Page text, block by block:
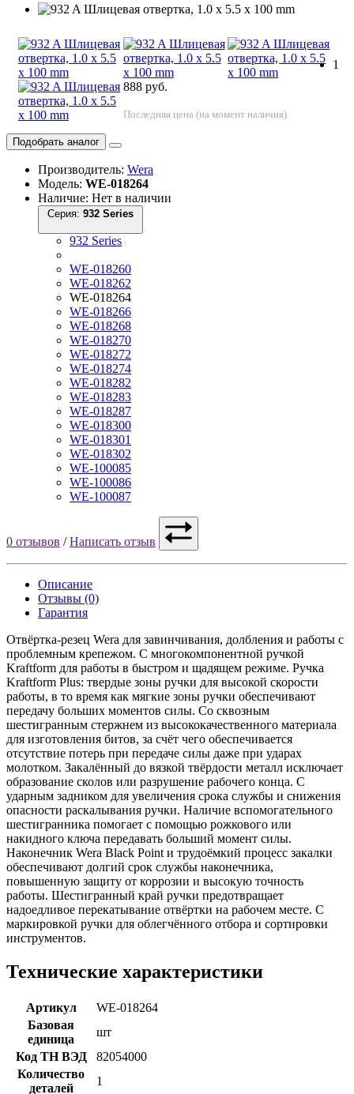
1
888 руб.
Последняя цена (на момент наличия)
Подобрать аналог
Производитель: Wera
Модель: WE-018264
Наличие: Нет в наличии
Серия:
932 Series
WE-018260
WE-018262
WE-018264
WE-018266
WE-018268
WE-018270
WE-018272
WE-018274
WE-018282
WE-018283
WE-018287
WE-018300
WE-018301
WE-018302
WE-100085
WE-100086
WE-100087
0 отзывов /Написать отзыв
Описание
Отзывы (0)
Гарантия
Отвёртка-резец Wera для завинчивания, долбления и работы с
проблемным крепежом. С многокомпонентной ручкой
Kraftform для работы в быстром и щадящем режиме. Ручка
Kraftform Plus: твердые зоны ручки для высокой скорости
работы, в то время как мягкие зоны ручки обеспечивают
передачу больших моментов силы. Со сквозным
шестигранным стержнем из высококачественного материала
для изготовления битов, за счёт чего обеспечивается
отсутствие потерь при передаче силы даже при ударах
молотком. Закалённый до вязкой твёрдости металл исключает
образование сколов или разрушение рабочего конца. С
ударным задником для увеличения срока службы и снижения
опасности раскалывания ручки. Наличие вспомогательного
шестигранника помогает с помощью рожкового или
накидного ключа передавать больший момент силы.
Наконечник Wera Black Point и трудоёмкий процесс закалки
обеспечивают долгий срок службы наконечника,
повышенную защиту от коррозии и высокую точность
работы. Шестигранный край ручки предотвращает
надоедливое перекатывание отвёртки на рабочем месте. С
маркировкой ручки для облегчённого отбора и сортировки
инструментов.
Технические характеристики
Артикул
WE-018264
Базовая
единица
шт
Код ТН ВЭД
82054000
Количество
деталей
1